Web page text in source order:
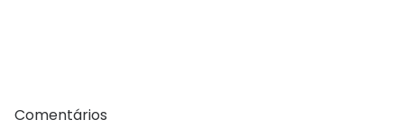
Comentários